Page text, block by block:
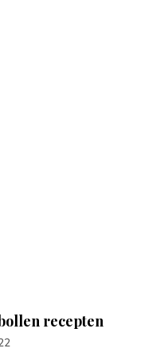
recepten